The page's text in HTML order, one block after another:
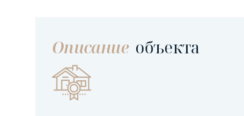
Описание объекта